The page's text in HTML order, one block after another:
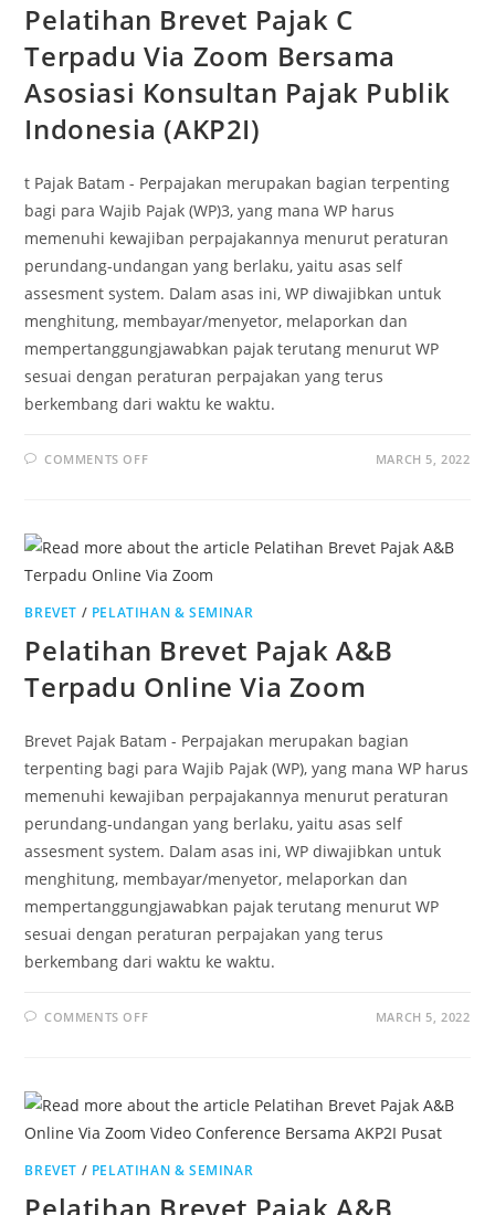
Pelatihan Brevet Pajak C
Terpadu Via Zoom Bersama
Asosiasi Konsultan Pajak Publik
Indonesia (AKP2I)
t Pajak Batam - Perpajakan merupakan bagian terpenting
bagi para Wajib Pajak (WP)3, yang mana WP harus
memenuhi kewajiban perpajakannya menurut peraturan
perundang-undangan yang berlaku, yaitu asas self
assesment system. Dalam asas ini, WP diwajibkan untuk
menghitung, membayar/menyetor, melaporkan dan
mempertanggungjawabkan pajak terutang menurut WP
sesuai dengan peraturan perpajakan yang terus
berkembang dari waktu ke waktu.
COMMENTS OFF MARCH 5, 2022
BREVET / PELATIHAN & SEMINAR
Pelatihan Brevet Pajak A&B
Terpadu Online Via Zoom
Brevet Pajak Batam - Perpajakan merupakan bagian
terpenting bagi para Wajib Pajak (WP), yang mana WP harus
memenuhi kewajiban perpajakannya menurut peraturan
perundang-undangan yang berlaku, yaitu asas self
assesment system. Dalam asas ini, WP diwajibkan untuk
menghitung, membayar/menyetor, melaporkan dan
mempertanggungjawabkan pajak terutang menurut WP
sesuai dengan peraturan perpajakan yang terus
berkembang dari waktu ke waktu.
COMMENTS OFF MARCH 5, 2022
BREVET / PELATIHAN & SEMINAR